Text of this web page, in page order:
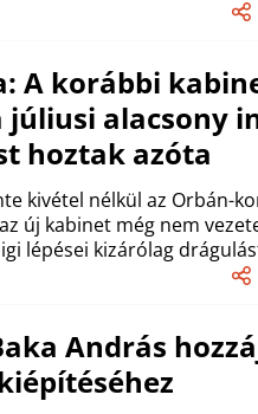
A korábbi
alacsony
hoztak azóta
kivétel nélkül az Orbán-
új kabinet még nem
lépései kizárólag
András